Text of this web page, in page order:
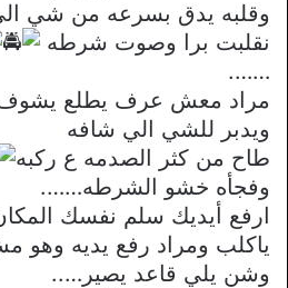
وقلبه يدق بسرعه من شي الي
نقلبت برا وصوت شرطه
…….
مراد معش عرف يطلع يشوف
ويدبر للشي الي شافه
طاح من كثر الصدمه ع ركبه
وفجأه خشو الشرطه…….
ارفع أيديك سلم نفسك
ياكلب ومراد رفع يديه وهو
وشن يلي قاعد يصير…..